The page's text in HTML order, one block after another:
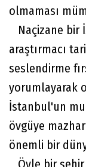
olmaması
Naçizane bir
araştırmacı
seslendirme
yorumlayarak
İstanbul'un
övgüye
önemli bir
Öyle bir